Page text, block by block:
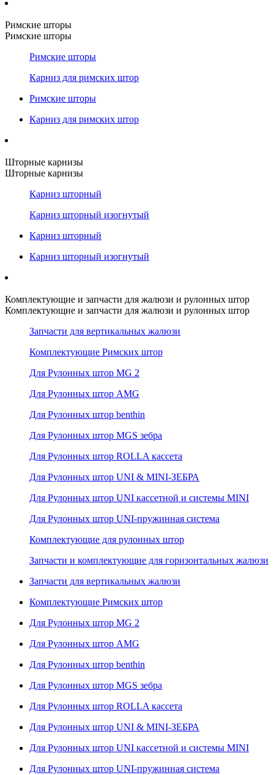
Римские шторы
Римские шторы
Римские шторы
Карниз для римских штор
Римские шторы
Карниз для римских штор
Шторные карнизы
Шторные карнизы
Карниз шторный
Карниз шторный изогнутый
Карниз шторный
Карниз шторный изогнутый
Комплектующие и запчасти для жалюзи и рулонных штор
Комплектующие и запчасти для жалюзи и рулонных штор
Запчасти для вертикальных жалюзи
Комплектующие Римских штор
Для Рулонных штор MG 2
Для Рулонных штор AMG
Для Рулонных штор benthin
Для Рулонных штор MGS зебра
Для Рулонных штор ROLLA кассета
Для Рулонных штор UNI & MINI-ЗЕБРА
Для Рулонных штор UNI кассетной и системы MINI
Для Рулонных штор UNI-пружинная система
Комплектующие для рулонных штор
Запчасти и комплектующие для горизонтальных жалюзи
Запчасти для вертикальных жалюзи
Комплектующие Римских штор
Для Рулонных штор MG 2
Для Рулонных штор AMG
Для Рулонных штор benthin
Для Рулонных штор MGS зебра
Для Рулонных штор ROLLA кассета
Для Рулонных штор UNI & MINI-ЗЕБРА
Для Рулонных штор UNI кассетной и системы MINI
Для Рулонных штор UNI-пружинная система